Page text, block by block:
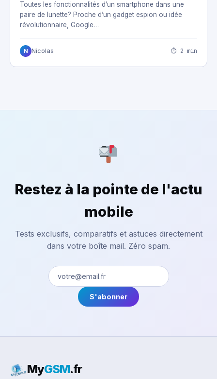
Toutes les fonctionnalités d’un smartphone dans une
paire de lunette? Proche d’un gadget espion ou idée
révolutionnaire, Google…
N Nicolas ⏱ 2 min
Restez à la pointe de l'actu
mobile
Tests exclusifs, comparatifs et astuces directement
dans votre boîte mail. Zéro spam.
S'abonner
MyGSM.fr